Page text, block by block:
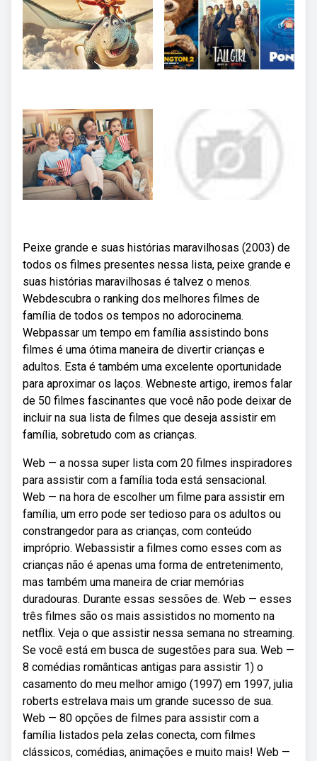
Peixe grande e suas histórias maravilhosas (2003) de
todos os filmes presentes nessa lista, peixe grande e
suas histórias maravilhosas é talvez o menos.
Webdescubra o ranking dos melhores filmes de
família de todos os tempos no adorocinema.
Webpassar um tempo em família assistindo bons
filmes é uma ótima maneira de divertir crianças e
adultos. Esta é também uma excelente oportunidade
para aproximar os laços. Webneste artigo, iremos falar
de 50 filmes fascinantes que você não pode deixar de
incluir na sua lista de filmes que deseja assistir em
família, sobretudo com as crianças.
Web — a nossa super lista com 20 filmes inspiradores
para assistir com a família toda está sensacional.
Web — na hora de escolher um filme para assistir em
família, um erro pode ser tedioso para os adultos ou
constrangedor para as crianças, com conteúdo
impróprio. Webassistir a filmes como esses com as
crianças não é apenas uma forma de entretenimento,
mas também uma maneira de criar memórias
duradouras. Durante essas sessões de. Web — esses
três filmes são os mais assistidos no momento na
netflix. Veja o que assistir nessa semana no streaming.
Se você está em busca de sugestões para sua. Web —
8 comédias românticas antigas para assistir 1) o
casamento do meu melhor amigo (1997) em 1997, julia
roberts estrelava mais um grande sucesso de sua.
Web — 80 opções de filmes para assistir com a
família listados pela zelas conecta, com filmes
clássicos, comédias, animações e muito mais! Web —